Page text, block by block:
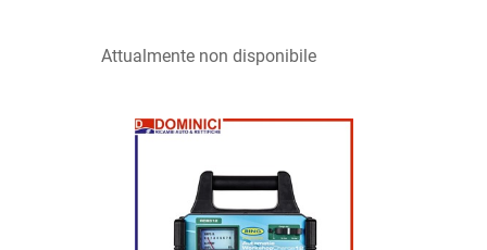
Attualmente non disponibile